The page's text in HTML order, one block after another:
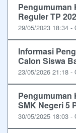
Pengumuman
Reguler TP
29/05/2023 18:34 -
Informasi
Calon Siswa
23/05/2026 21:18 -
Pengumuman
SMK Negeri 5
30/05/2025 18:03 -